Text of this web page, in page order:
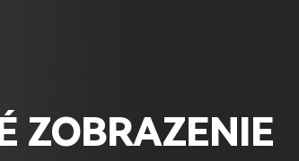
ZOBRAZENIE